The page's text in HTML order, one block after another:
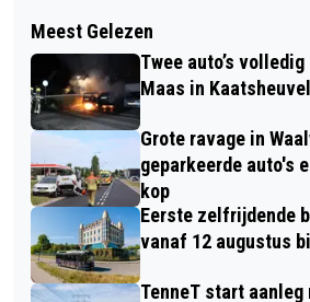
BRIEF HANNE VAN AART
BEWONERS GEMEENTE
ZAND: 'DE STRIJD TEGEN
CORONAVIRUS'
TWEE AUTOMOBILISTEN
RIJBEWIJS INLEVEREN
FLINKE
Meest Gelezen
Twee auto’s
Maas in Kaatsheuvel
Grote ravage in
geparkeerde auto's
kop
Eerste zelfrijdende
vanaf 12 augustus
TenneT start aanleg